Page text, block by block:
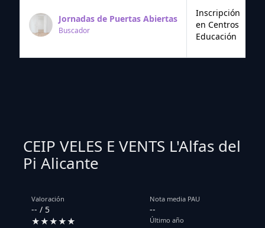
Jornadas de Puertas Abiertas
Buscador
Inscripción
en Centros
Educación
CEIP VELES E VENTS L'Alfas del
Pi Alicante
Valoración
-- / 5
★★★★★
Nota media PAU
--
Último año